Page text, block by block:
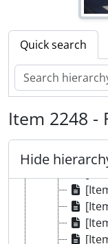
Quick search
Item 2248 -
Hide